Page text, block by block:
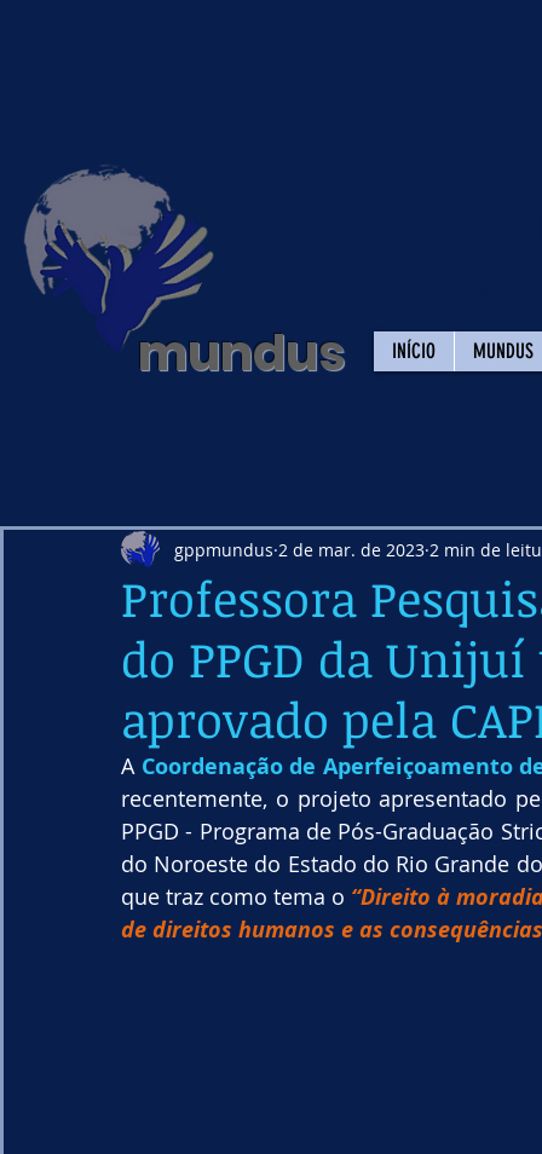
mundus INÍCIO MUNDUS
Professora
do PPGD da
aprovado pela
gppmundus 2 de mar. de 2023 2 min de
A Coordenação de Aperfeiçoamento
recentemente, o projeto apresentado
PPGD - Programa de Pós-Graduação
do Noroeste do Estado do Rio Grande
que traz como tema o “Direito à
de direitos humanos e as